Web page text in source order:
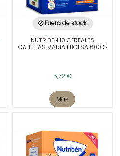
Fuera de stock
NUTRIBEN 10 CEREALES
GALLETAS MARIA 1 BOLSA 600 G
5,72 €
Más